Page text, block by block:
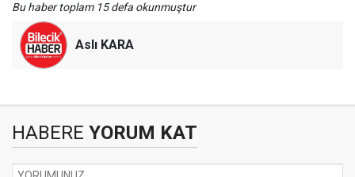
Bu haber toplam 15 defa okunmuştur
Aslı KARA
HABERE YORUM KAT